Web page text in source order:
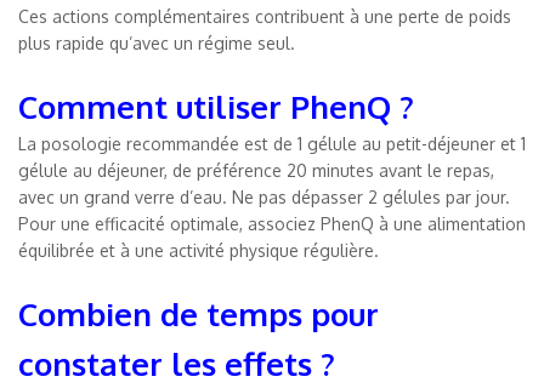
Ces actions complémentaires contribuent à une perte de poids
plus rapide qu’avec un régime seul.
Comment utiliser PhenQ ?
La posologie recommandée est de 1 gélule au petit-déjeuner et 1
gélule au déjeuner, de préférence 20 minutes avant le repas,
avec un grand verre d’eau. Ne pas dépasser 2 gélules par jour.
Pour une efficacité optimale, associez PhenQ à une alimentation
équilibrée et à une activité physique régulière.
Combien de temps pour
constater les effets ?